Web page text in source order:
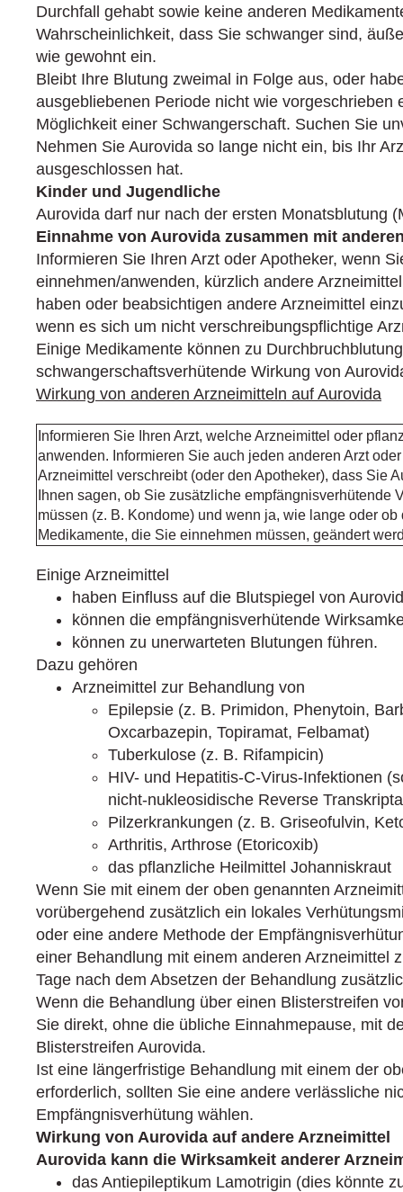
Durchfall gehabt sowie keine anderen
Wahrscheinlichkeit, dass Sie schwanger sind,
wie gewohnt ein.
Bleibt Ihre Blutung zweimal in Folge aus, oder
ausgebliebenen Periode nicht wie vorgeschrieben
Möglichkeit einer Schwangerschaft. Suchen Sie
Nehmen Sie Aurovida so lange nicht ein, bis Ihr
ausgeschlossen hat.
Kinder und Jugendliche
Aurovida darf nur nach der ersten Monatsblutung
Einnahme von Aurovida zusammen mit
Informieren Sie Ihren Arzt oder Apotheker, wenn
einnehmen/anwenden, kürzlich andere
haben oder beabsichtigen andere Arzneimittel
wenn es sich um nicht verschreibungspflichtige
Einige Medikamente können zu
schwangerschaftsverhütende Wirkung von
Wirkung von anderen Arzneimitteln auf Aurovida
Informieren Sie Ihren Arzt, welche Arzneimittel oder
anwenden. Informieren Sie auch jeden anderen Arzt
Arzneimittel verschreibt (oder den Apotheker), dass Sie
Ihnen sagen, ob Sie zusätzliche empfängnisverhütende
müssen (z. B. Kondome) und wenn ja, wie lange oder
Medikamente, die Sie einnehmen müssen, geändert
Einige Arzneimittel
haben Einfluss auf die Blutspiegel von
können die empfängnisverhütende
können zu unerwarteten Blutungen führen.
Dazu gehören
Arzneimittel zur Behandlung von
Epilepsie (z. B. Primidon, Phenytoin,
Oxcarbazepin, Topiramat, Felbamat)
Tuberkulose (z. B. Rifampicin)
HIV- und Hepatitis-C-Virus-Infektionen
nicht-nukleosidische Reverse
Pilzerkrankungen (z. B. Griseofulvin,
Arthritis, Arthrose (Etoricoxib)
das pflanzliche Heilmittel Johanniskraut
Wenn Sie mit einem der oben genannten
vorübergehend zusätzlich ein lokales
oder eine andere Methode der
einer Behandlung mit einem anderen Arzneimittel
Tage nach dem Absetzen der Behandlung
Wenn die Behandlung über einen Blisterstreifen
Sie direkt, ohne die übliche Einnahmepause, mit
Blisterstreifen Aurovida.
Ist eine längerfristige Behandlung mit einem der
erforderlich, sollten Sie eine andere verlässliche
Empfängnisverhütung wählen.
Wirkung von Aurovida auf andere Arzneimittel
Aurovida kann die Wirksamkeit anderer
das Antiepileptikum Lamotrigin (dies könnte